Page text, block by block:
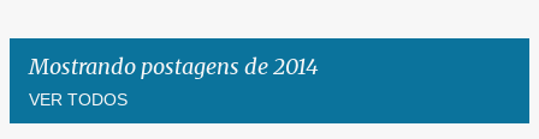
Mostrando postagens de 2014
VER TODOS